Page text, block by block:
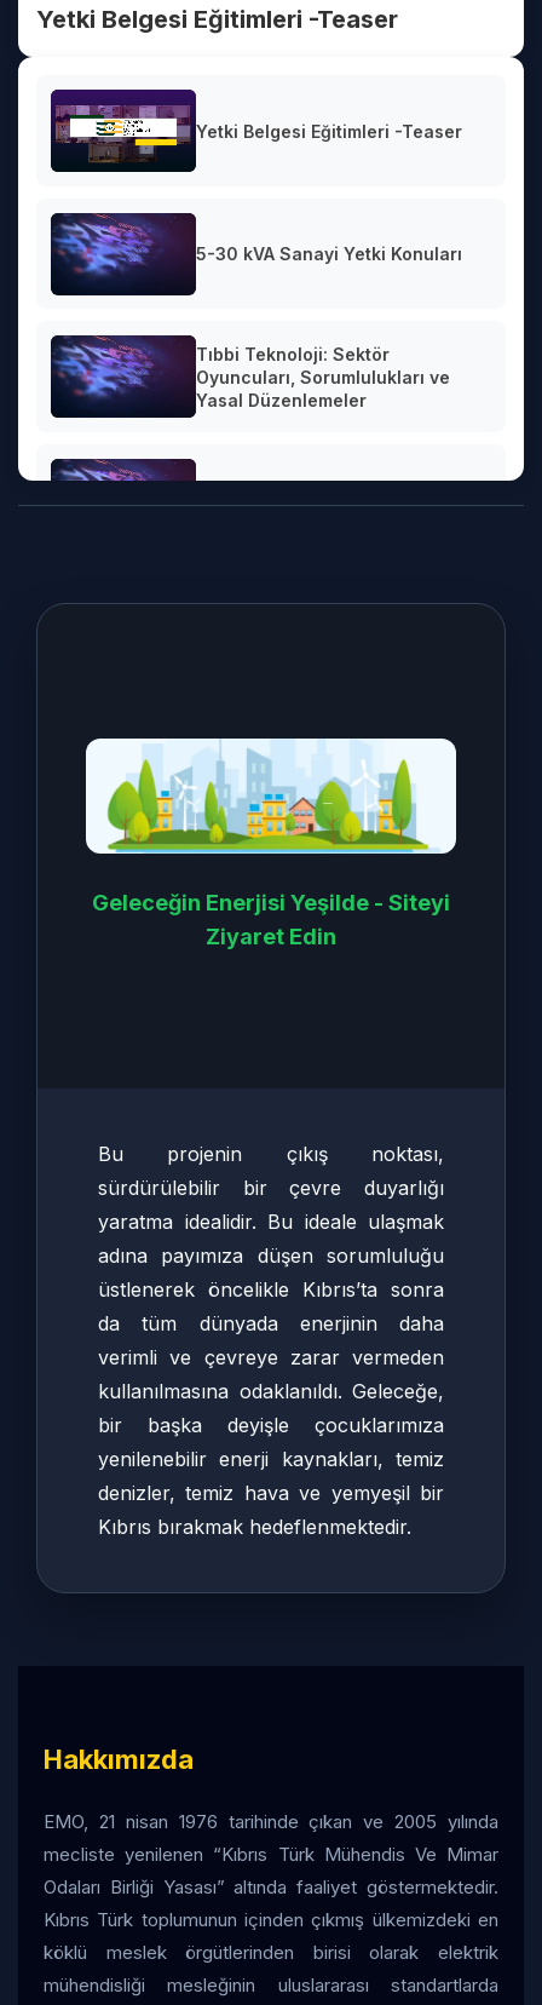
Yetki Belgesi Eğitimleri -Teaser
Yetki Belgesi Eğitimleri -Teaser
5-30 kVA Sanayi Yetki Konuları
Tıbbi Teknoloji: Sektör
Oyuncuları, Sorumlulukları ve
Yasal Düzenlemeler
15-30 kva Konut Yetki Konuları
Temel Devre Elemanları ve
Hesapları
Geleceğin Enerjisi Yeşilde - Siteyi
Ziyaret Edin
Bu projenin çıkış noktası,
sürdürülebilir bir çevre duyarlığı
yaratma idealidir. Bu ideale ulaşmak
adına payımıza düşen sorumluluğu
üstlenerek öncelikle Kıbrıs’ta sonra
da tüm dünyada enerjinin daha
verimli ve çevreye zarar vermeden
kullanılmasına odaklanıldı. Geleceğe,
bir başka deyişle çocuklarımıza
yenilenebilir enerji kaynakları, temiz
denizler, temiz hava ve yemyeşil bir
Kıbrıs bırakmak hedeflenmektedir.
Hakkımızda
EMO, 21 nisan 1976 tarihinde çıkan ve 2005 yılında
mecliste yenilenen “Kıbrıs Türk Mühendis Ve Mimar
Odaları Birliği Yasası” altında faaliyet göstermektedir.
Kıbrıs Türk toplumunun içinden çıkmış ülkemizdeki en
köklü meslek örgütlerinden birisi olarak elektrik
mühendisliği mesleğinin uluslararası standartlarda